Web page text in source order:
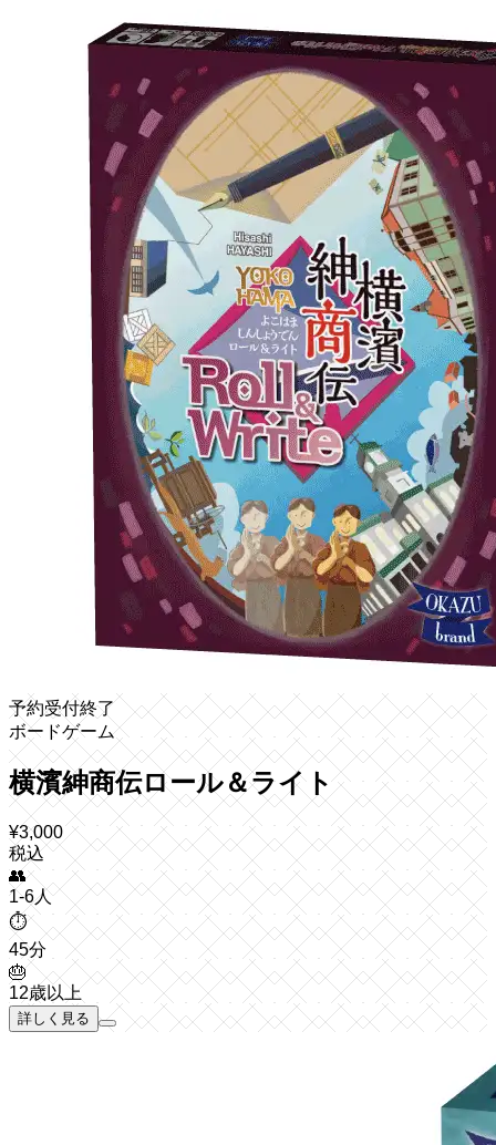
予約受付終了
ボードゲーム
横濱紳商伝ロール＆ライト
¥3,000
税込
👥
1-6人
⏱️
45分
🎂
12歳以上
詳しく見る